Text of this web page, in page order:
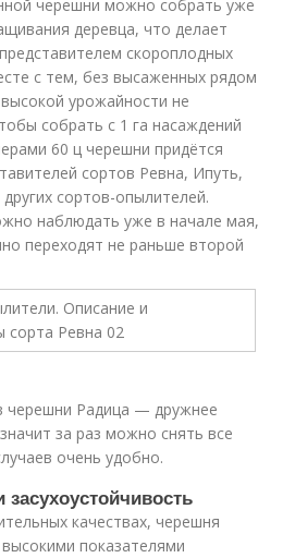
черешни можно собрать уже
деревца, что делает
скороплодных
с тем, без высаженных рядом
урожайности не
собрать с 1 га насаждений
60 ц черешни придётся
сортов Ревна, Ипуть,
сортов-опылителей.
наблюдать уже в начале мая,
переходят не раньше второй
черешни Радица — дружнее
за раз можно снять все
очень удобно.
качествах, черешня
показателями